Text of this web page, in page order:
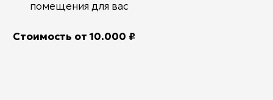
Расположение необходимой мебели